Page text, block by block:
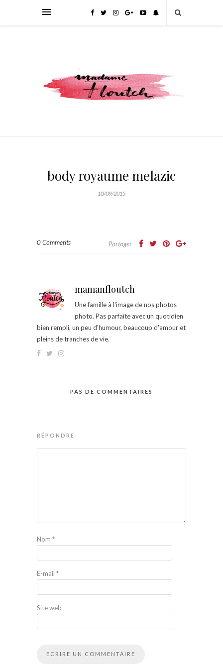
body royaume melazic
10/09/2015
0 Comments Partager
mamanfloutch
Une famille à l'image de nos photos
photo. Pas parfaite avec un quotidien
bien rempli, un peu d'humour, beaucoup d'amour et
pleins de tranches de vie.
PAS DE COMMENTAIRES
RÉPONDRE
Nom *
E-mail *
Site web